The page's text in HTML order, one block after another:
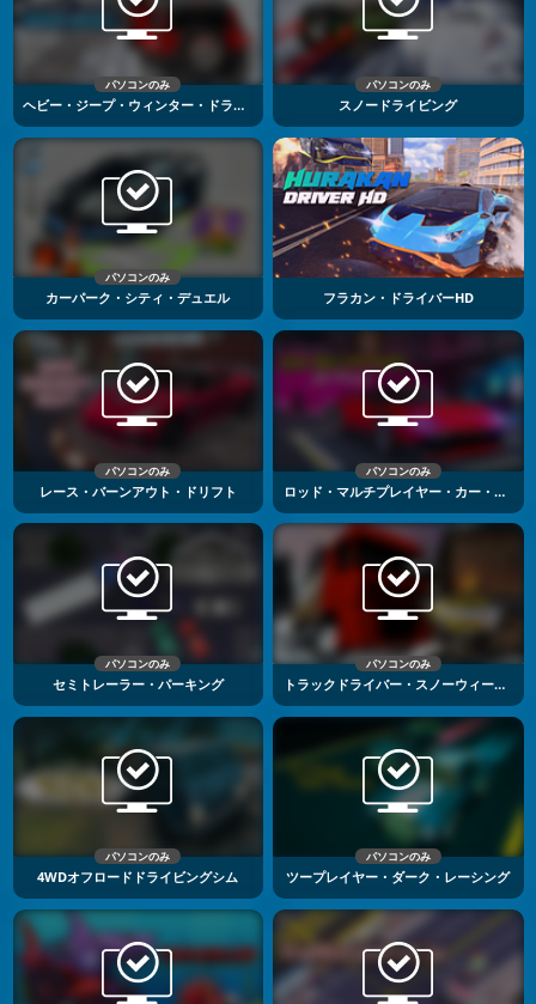
パソコンのみ
ヘビー・ジープ・ウィンター・ドライビング
パソコンのみ
スノードライビング
パソコンのみ
カーパーク・シティ・デュエル フラカン・ドライバーHD
パソコンのみ
レース・バーンアウト・ドリフト
パソコンのみ
ロッド・マルチプレイヤー・カー・ドライビング
パソコンのみ
セミトレーラー・パーキング
パソコンのみ
トラックドライバー・スノーウィー・ロード
パソコンのみ
4WDオフロードドライビングシム
パソコンのみ
ツープレイヤー・ダーク・レーシング